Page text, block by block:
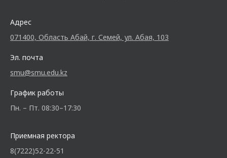
Адрес
071400, Область Абай, г. Семей, ул. Абая, 103
Эл. почта
smu@smu.edu.kz
График работы
Пн. – Пт. 08:30–17:30
Приемная ректора
8(7222)52-22-51